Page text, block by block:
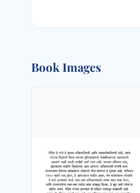
Book Images